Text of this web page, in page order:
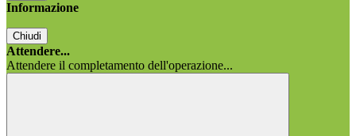
Informazione
Chiudi
Attendere...
Attendere il completamento dell'operazione...